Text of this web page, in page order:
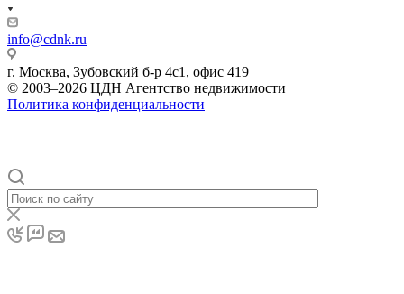
info@cdnk.ru
г. Москва, Зубовский б-р 4с1, офис 419
© 2003–2026 ЦДН Агентство недвижимости
Политика конфиденциальности